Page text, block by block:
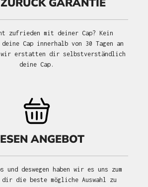
GARANTIE
zufrieden mit deiner Cap? Kein
deine Cap innerhalb von 30 Tagen an
wir erstatten dir selbstverständlich
deine Cap.
ANGEBOT
und deswegen haben wir es uns zum
die beste mögliche Auswahl zu